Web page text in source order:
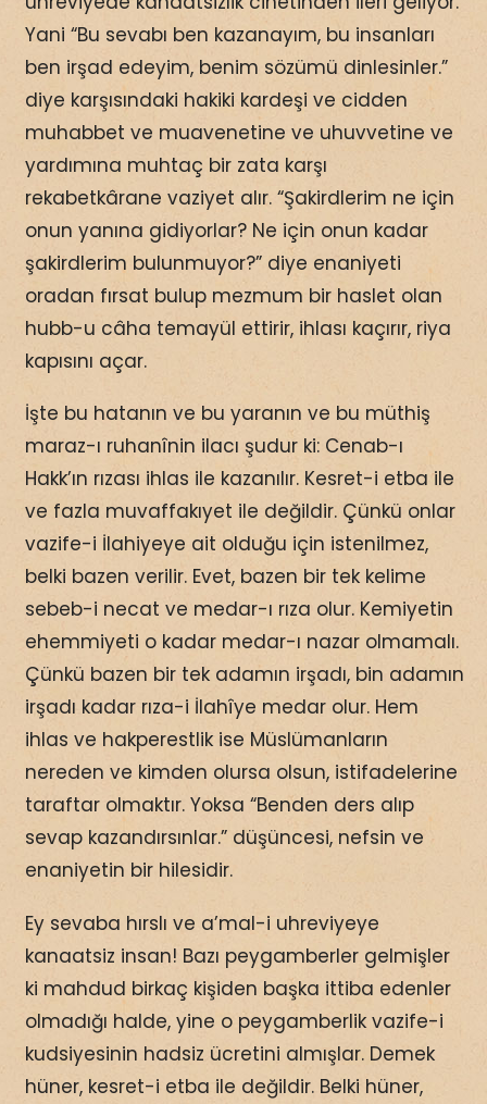
Yani “Bu sevabı ben kazanayım, bu insanları
ben irşad edeyim, benim sözümü dinlesinler.”
diye karşısındaki hakiki kardeşi ve cidden
muhabbet ve muavenetine ve uhuvvetine ve
yardımına muhtaç bir zata karşı
rekabetkârane vaziyet alır. “Şakirdlerim ne için
onun yanına gidiyorlar? Ne için onun kadar
şakirdlerim bulunmuyor?” diye enaniyeti
oradan fırsat bulup mezmum bir haslet olan
hubb-u câha temayül ettirir, ihlası kaçırır, riya
kapısını açar.
İşte bu hatanın ve bu yaranın ve bu müthiş
maraz-ı ruhanînin ilacı şudur ki: Cenab-ı
Hakk’ın rızası ihlas ile kazanılır. Kesret-i etba ile
ve fazla muvaffakıyet ile değildir. Çünkü onlar
vazife-i İlahiyeye ait olduğu için istenilmez,
belki bazen verilir. Evet, bazen bir tek kelime
sebeb-i necat ve medar-ı rıza olur. Kemiyetin
ehemmiyeti o kadar medar-ı nazar olmamalı.
Çünkü bazen bir tek adamın irşadı, bin adamın
irşadı kadar rıza-i İlahîye medar olur. Hem
ihlas ve hakperestlik ise Müslümanların
nereden ve kimden olursa olsun, istifadelerine
taraftar olmaktır. Yoksa “Benden ders alıp
sevap kazandırsınlar.” düşüncesi, nefsin ve
enaniyetin bir hilesidir.
Ey sevaba hırslı ve a’mal-i uhreviyeye
kanaatsiz insan! Bazı peygamberler gelmişler
ki mahdud birkaç kişiden başka ittiba edenler
olmadığı halde, yine o peygamberlik vazife-i
kudsiyesinin hadsiz ücretini almışlar. Demek
hüner, kesret-i etba ile değildir. Belki hüner,